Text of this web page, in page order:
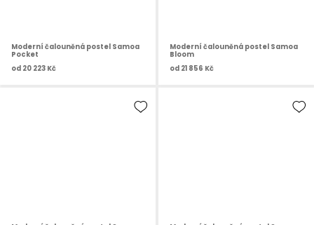
Moderní čalouněná postel Samoa
Pocket
od 20 223 Kč
Moderní čalouněná postel Samoa
Bloom
od 21 856 Kč